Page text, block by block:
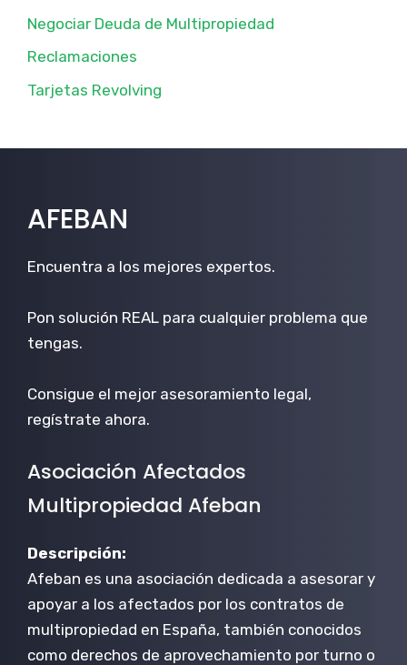
Negociar Deuda de Multipropiedad
Reclamaciones
Tarjetas Revolving
AFEBAN
Encuentra a los mejores expertos.
Pon solución REAL para cualquier problema que
tengas.
Consigue el mejor asesoramiento legal,
regístrate ahora.
Asociación Afectados
Multipropiedad Afeban
Descripción:
Afeban es una asociación dedicada a asesorar y
apoyar a los afectados por los contratos de
multipropiedad en España, también conocidos
como derechos de aprovechamiento por turno o